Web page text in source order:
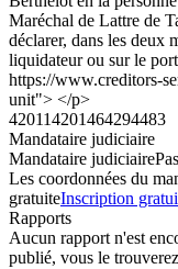
Maréchal de Lattre de
déclarer, dans les deux
liquidateur ou sur le
https://www.creditors-
unit"> </p>
420114201464294483
Mandataire judiciaire
Mandataire judiciaire
Les coordonnées du
gratuiteInscription
Rapports
Aucun rapport n'est
publié, vous le